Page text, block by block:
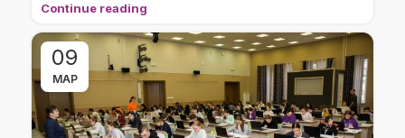
Continue reading
09
МАР